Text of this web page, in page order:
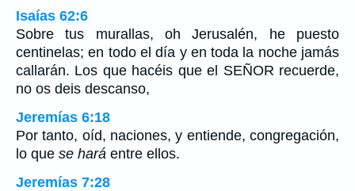
Isaías 62:6
Sobre tus murallas, oh Jerusalén, he puesto
centinelas; en todo el día y en toda la noche jamás
callarán. Los que hacéis que el SEÑOR recuerde,
no os deis descanso,
Jeremías 6:18
Por tanto, oíd, naciones, y entiende, congregación,
lo que se hará entre ellos.
Jeremías 7:28